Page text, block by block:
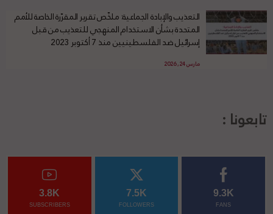
التعذيب والإبادة الجماعية: ملخّص تقرير المقرّرة الخاصة للأمم
المتحدة بشأن الاستخدام المنهجي للتعذيب من قبل
إسرائيل ضد الفلسطينيين منذ 7 أكتوبر 2023
مارس 24, 2026
تابعونا :
9.3K
FANS
7.5K
FOLLOWERS
3.8K
SUBSCRIBERS